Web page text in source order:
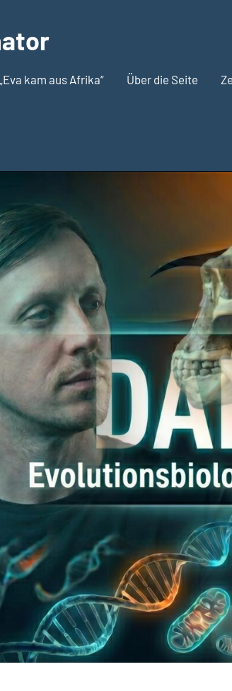
kam aus Afrika“ Über die Seite